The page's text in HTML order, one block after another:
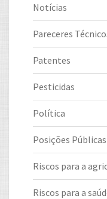
Notícias
Pareceres
Patentes
Pesticidas
Política
Posições Públicas
Riscos para a
Riscos para a